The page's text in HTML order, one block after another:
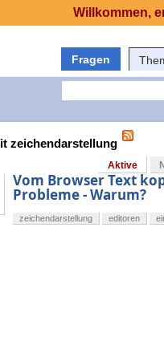
Fragen
zeichendarstellung
Aktive
Vom Browser Text
Probleme - Warum?
zeichendarstellung editoren
Willkommen,